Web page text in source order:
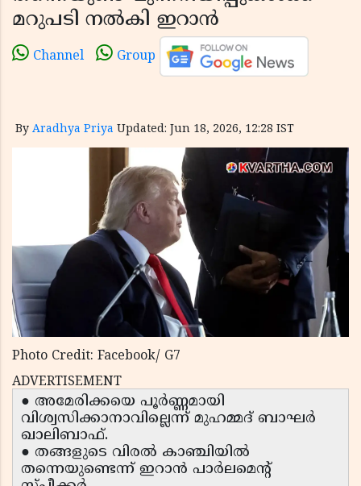
മറുപടി നൽകി ഇറാൻ
Channel Group
By Aradhya Priya Updated: Jun 18, 2026, 12:28 IST
Photo Credit: Facebook/ G7
ADVERTISEMENT
● അമേരിക്കയെ പൂർണ്ണമായി
വിശ്വസിക്കാനാവില്ലെന്ന് മുഹമ്മദ് ബാഘർ
ഖാലിബാഫ്.
● തങ്ങളുടെ വിരൽ കാഞ്ചിയിൽ
തന്നെയുണ്ടെന്ന് ഇറാൻ പാർലമെൻ്റ്